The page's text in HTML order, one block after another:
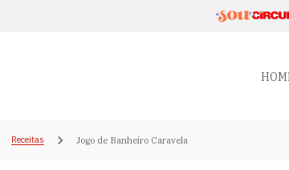
Receitas Jogo de Banheiro Caravela